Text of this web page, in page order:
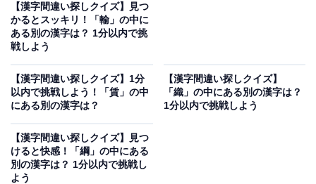
リ！「輸」の中にある別の漢字は？ 1分以内
で挑戦しよう
【漢字間違い探しクイズ】「貝」の中にある
別の漢字は？ 1分以内で挑戦しよう
次ページ
【漢字間違い探しクイズ】見つ
かるとスッキリ！「輸」の中に
ある別の漢字は？ 1分以内で挑
戦しよう
【漢字間違い探しクイズ】1分
以内で挑戦しよう！「賃」の中
にある別の漢字は？
【漢字間違い探しクイズ】
「織」の中にある別の漢字は？
1分以内で挑戦しよう
【漢字間違い探しクイズ】見つ
けると快感！「綱」の中にある
別の漢字は？ 1分以内で挑戦し
よう